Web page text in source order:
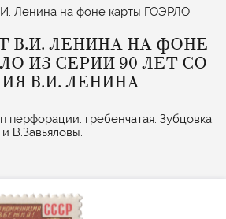
Ленина на фоне карты ГОЭРЛО
В.И. ЛЕНИНА НА ФОНЕ
ИЗ СЕРИИ 90 ЛЕТ СО
В.И. ЛЕНИНА
перфорации: гребенчатая. Зубцовка:
В.Завьяловы.